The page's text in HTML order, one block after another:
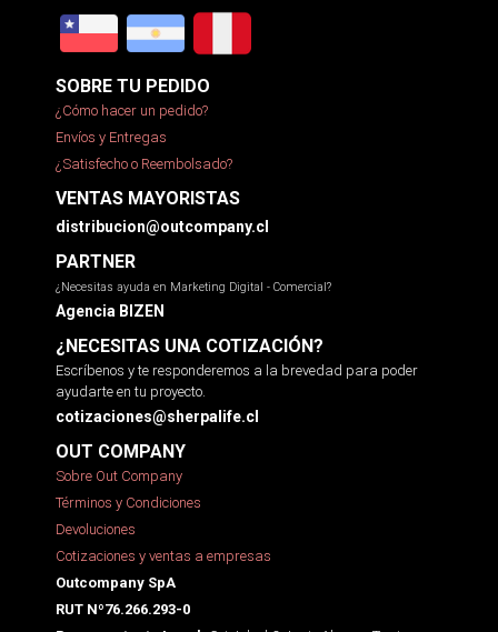
SOBRE TU PEDIDO
¿Cómo hacer un pedido?
Envíos y Entregas
¿Satisfecho o Reembolsado?
VENTAS MAYORISTAS
distribucion@outcompany.cl
PARTNER
¿Necesitas ayuda en Marketing Digital - Comercial?
Agencia BIZEN
¿NECESITAS UNA COTIZACIÓN?
Escríbenos y te responderemos a la brevedad para poder
ayudarte en tu proyecto.
cotizaciones@sherpalife.cl
OUT COMPANY
Sobre Out Company
Términos y Condiciones
Devoluciones
Cotizaciones y ventas a empresas
Outcompany SpA
RUT Nº76.266.293-0